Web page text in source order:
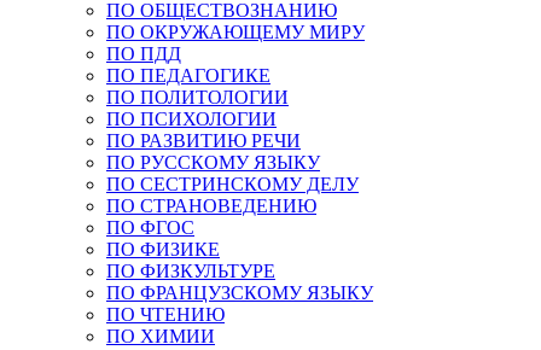
ПО ОБЩЕСТВОЗНАНИЮ
ПО ОКРУЖАЮЩЕМУ МИРУ
ПО ПДД
ПО ПЕДАГОГИКЕ
ПО ПОЛИТОЛОГИИ
ПО ПСИХОЛОГИИ
ПО РАЗВИТИЮ РЕЧИ
ПО РУССКОМУ ЯЗЫКУ
ПО СЕСТРИНСКОМУ ДЕЛУ
ПО СТРАНОВЕДЕНИЮ
ПО ФГОС
ПО ФИЗИКЕ
ПО ФИЗКУЛЬТУРЕ
ПО ФРАНЦУЗСКОМУ ЯЗЫКУ
ПО ЧТЕНИЮ
ПО ХИМИИ